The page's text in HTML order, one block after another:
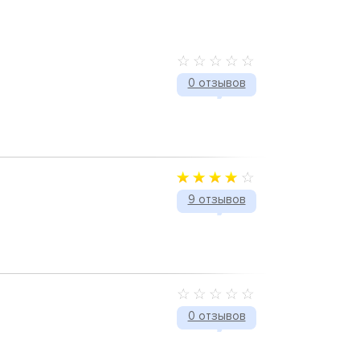
0 отзывов
9 отзывов
0 отзывов